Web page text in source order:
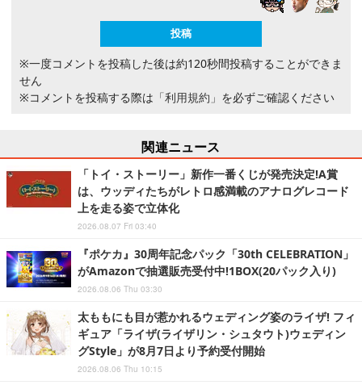
※一度コメントを投稿した後は約120秒間投稿することができま
せん
※コメントを投稿する際は 「利用規約」 を必ずご確認ください
関連ニュース
「トイ・ストーリー」新作一番くじが発売決定!A賞
は、ウッディたちがレトロ感満載のアナログレコード
上を走る姿で立体化
2026.08.07 Fri 03:40
『ポケカ』30周年記念パック「30th CELEBRATION」
がAmazonで抽選販売受付中!1BOX(20パック入り)
2026.08.06 Thu 03:30
太ももにも目が惹かれるウェディング姿のライザ! フィ
ギュア「ライザ(ライザリン・シュタウト)ウェディン
グStyle」が8月7日より予約受付開始
2026.08.06 Thu 10:15